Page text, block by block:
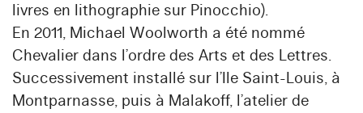
livres en lithographie sur Pinocchio).
En 2011, Michael Woolworth a été nommé
Chevalier dans l’ordre des Arts et des Lettres.
Successivement installé sur l’Ile Saint-Louis, à
Montparnasse, puis à Malakoff, l’atelier de